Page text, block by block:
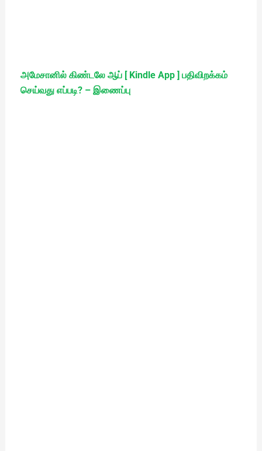
அமேசானில் கிண்டலே ஆப் [ Kindle App ] பதிவிறக்கம்
செய்வது எப்படி? – இணைப்பு